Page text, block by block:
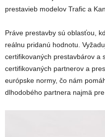
prestavieb modelov Trafic a
Práve prestavby sú oblasťou,
reálnu pridanú hodnotu.
certifikovaných prestavbárov a
certifikovaných partnerov a
európske normy, čo nám
dlhodobého partnera najmä